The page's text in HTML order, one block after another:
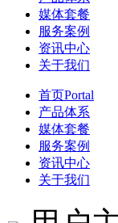
媒体套餐
服务案例
资讯中心
关于我们
首页Portal
产品体系
媒体套餐
服务案例
资讯中心
关于我们